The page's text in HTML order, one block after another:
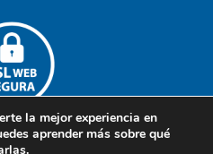
la mejor experiencia en
aprender más sobre qué